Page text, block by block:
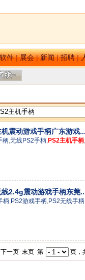
软件|展会|新闻|招聘|
震动游戏手柄广东游戏
柄,无线PS2手柄,PS2主机手柄,
2.4g震动游戏手柄东莞
柄,PS2游戏手柄,PS2无线手柄
一页 末页 第 页，